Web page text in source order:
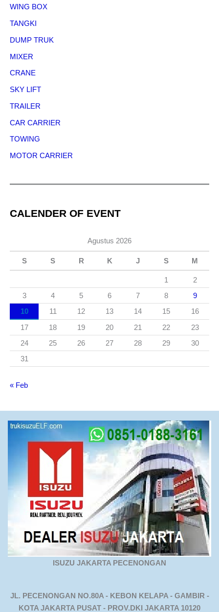
WING BOX
TANGKI
DUMP TRUK
MIXER
CRANE
SKY LIFT
TRAILER
CAR CARRIER
TOWING
MOTOR CARRIER
CALENDER OF EVENT
Agustus 2026
S S R K J S M
1
2
3
4 5 6 7 8
9
10
11 12 13 14 15
16
17
18 19 20 21 22
23
24
25 26 27 28 29
30
31
« Feb
ISUZU JAKARTA PECENONGAN
JL. PECENONGAN NO.80A - KEBON KELAPA - GAMBIR -
KOTA JAKARTA PUSAT - PROV.DKI JAKARTA 10120